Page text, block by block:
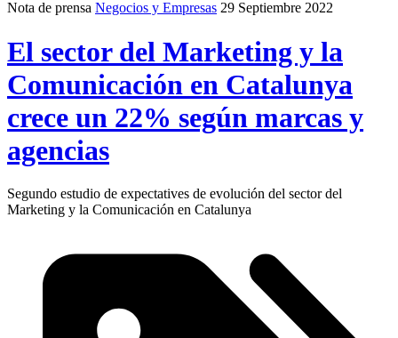
Nota de prensa Negocios y Empresas 29 Septiembre 2022
El sector del Marketing y la
Comunicación en Catalunya
crece un 22% según marcas y
agencias
Segundo estudio de expectatives de evolución del sector del
Marketing y la Comunicación en Catalunya